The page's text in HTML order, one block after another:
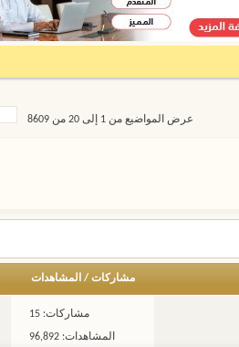
عرض المواضيع من 1 إلى 20 من 8609
مشاركات/ المشاهدات
مشاركات: 15
المشاهدات: 96,892